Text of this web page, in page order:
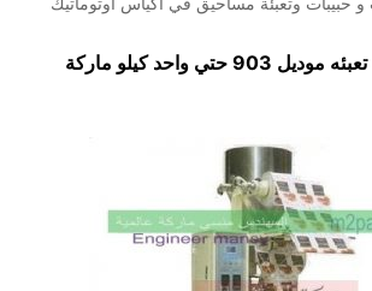
ماكينة مواد غذائية تعبئه موديل 903 حتي واحد كيلو ماركة